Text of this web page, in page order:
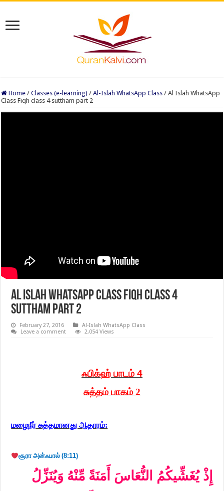
Home / Classes (e-learning) / Al-Islah WhatsApp Class / Al Islah WhatsApp
Class Fiqh class 4 suttham part 2
Al Islah WhatsApp Class Fiqh class 4
suttham part 2
February 27, 2016
Al-Islah WhatsApp Class
Leave a comment
2,054 Views
ஃபிக்ஹ் பாடம் 4
சுத்தம் பாகம் 2
மழைநீர் சுத்தமானது ஆதாரம்:
சூரா அன்ஃபால்(8:11)
إِذْ يُغَشِّيكُمُ النُّعَاسَ أَمَنَةً مِّنْهُ وَيُنَزِّلُ